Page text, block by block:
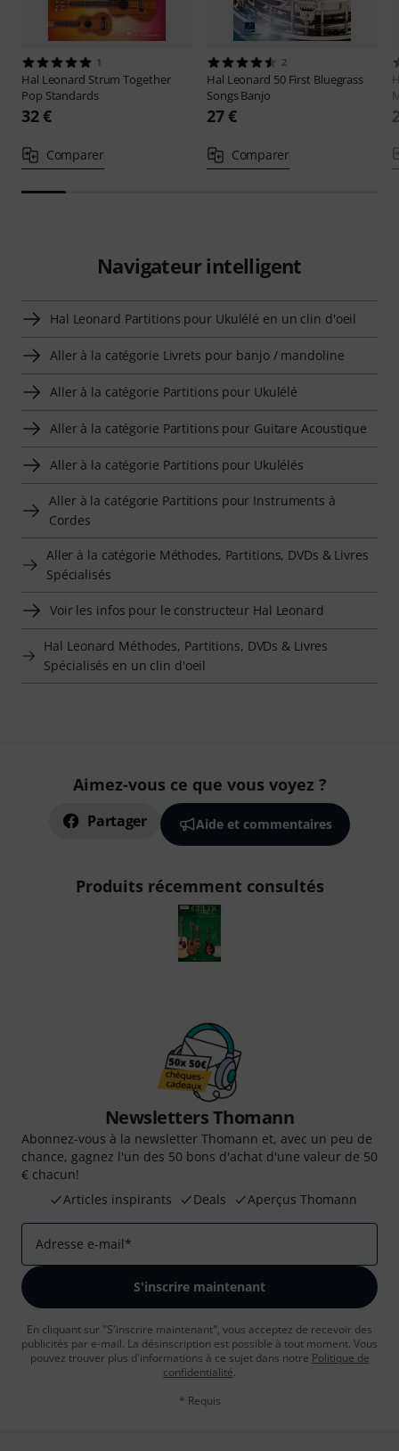
1
Hal Leonard Strum Together
Pop Standards
32 €
Comparer
2
Hal Leonard 50 First Bluegrass
Songs Banjo
27 €
Comparer
Navigateur intelligent
Hal Leonard Partitions pour Ukulélé en un clin d'oeil
Aller à la catégorie Livrets pour banjo / mandoline
Aller à la catégorie Partitions pour Ukulélé
Aller à la catégorie Partitions pour Guitare Acoustique
Aller à la catégorie Partitions pour Ukulélés
Aller à la catégorie Partitions pour Instruments à
Cordes
Aller à la catégorie Méthodes, Partitions, DVDs & Livres
Spécialisés
Voir les infos pour le constructeur Hal Leonard
Hal Leonard Méthodes, Partitions, DVDs & Livres
Spécialisés en un clin d'oeil
Aimez-vous ce que vous voyez ?
Partager Aide et commentaires
Produits récemment consultés
Newsletters Thomann
Abonnez-vous à la newsletter Thomann et, avec un peu de
chance, gagnez l'un des 50 bons d'achat d'une valeur de 50
€ chacun!
Articles inspirants
Deals Aperçus Thomann
Adresse e-mail*
S'inscrire maintenant
En cliquant sur "S'inscrire maintenant", vous acceptez de recevoir des
publicités par e-mail. La désinscription est possible à tout moment. Vous
pouvez trouver plus d'informations à ce sujet dans notre Politique de
confidentialité.
* Requis